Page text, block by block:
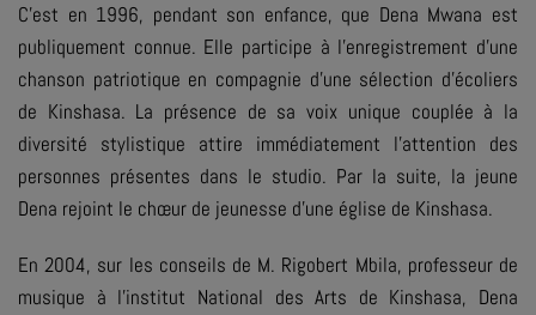
C’est en 1996, pendant son enfance, que Dena Mwana est
publiquement connue. Elle participe à l’enregistrement d’une
chanson patriotique en compagnie d'une sélection d'écoliers
de Kinshasa. La présence de sa voix unique couplée à la
diversité stylistique attire immédiatement l'attention des
personnes présentes dans le studio. Par la suite, la jeune
Dena rejoint le chœur de jeunesse d'une église de Kinshasa.
En 2004, sur les conseils de M. Rigobert Mbila, professeur de
musique à l'institut National des Arts de Kinshasa, Dena